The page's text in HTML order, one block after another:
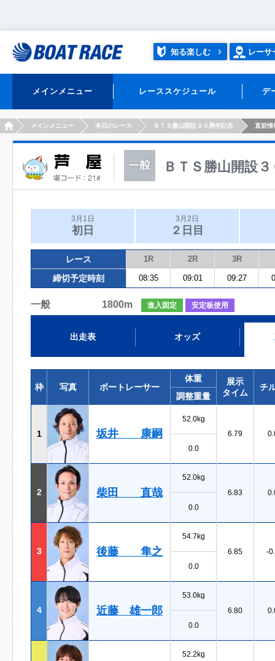
知る楽しむ レーサ
メインメニュー レーススケジュール デ
HOMEメインメニュー 本日のレース ＢＴＳ勝山開設３０周年記念 直前情
ＢＴＳ勝山開設
3月1日
初日
3月2日
２日目
レース 1R 2R 3R
締切予定時刻 08:35 09:01 09:27
一般 1800m 進入固定 安定板使用
出走表 オッズ
枠 写真 ボートレーサー
体重
展示
タイム
チ
調整重量
1 坂井 康嗣
52.0kg
6.79
0.0
2 柴田 直哉
52.0kg
6.83
0.0
3 後藤 隼之
54.7kg
6.85
-
0.0
4 近藤 雄一郎
53.0kg
6.80
0.0
52.2kg